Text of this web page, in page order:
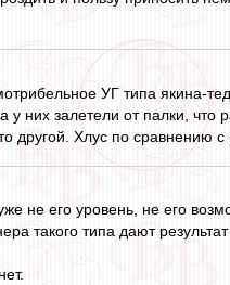
УГ типа якина-
у них залетели от палки, что
другой. Хлус по сравнению
не его уровень, не его
такого типа дают